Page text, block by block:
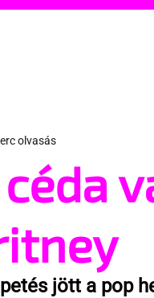
céda
olvasás
jött a pop